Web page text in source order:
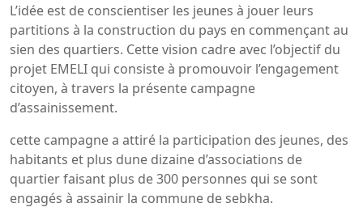
L’idée est de conscientiser les jeunes à jouer leurs
partitions à la construction du pays en commençant au
sien des quartiers. Cette vision cadre avec l’objectif du
projet EMELI qui consiste à promouvoir l’engagement
citoyen, à travers la présente campagne
d’assainissement.
cette campagne a attiré la participation des jeunes, des
habitants et plus dune dizaine d’associations de
quartier faisant plus de 300 personnes qui se sont
engagés à assainir la commune de sebkha.